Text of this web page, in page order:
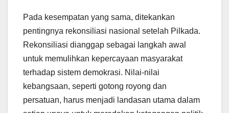
Pada kesempatan yang sama, ditekankan
pentingnya rekonsiliasi nasional setelah Pilkada.
Rekonsiliasi dianggap sebagai langkah awal
untuk memulihkan kepercayaan masyarakat
terhadap sistem demokrasi. Nilai-nilai
kebangsaan, seperti gotong royong dan
persatuan, harus menjadi landasan utama dalam